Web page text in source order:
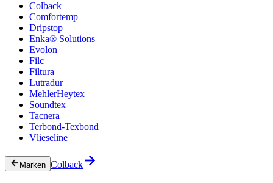
Colback
Comfortemp
Dripstop
Enka® Solutions
Evolon
Filc
Filtura
Lutradur
MehlerHeytex
Soundtex
Tacnera
Terbond-Texbond
Vlieseline
Marken Colback